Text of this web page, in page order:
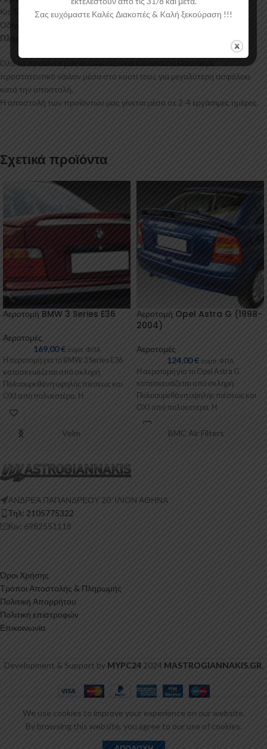
Κιτ Τοποθέτησης
Οδηγίες Τοποθέτησης
Πληροφορίες Αποστολής:
Όλα τα προϊόντα μας συσκευάζονται και αποστέλλονται με
προστατευτικό νάιλον μέσα στο κουτί τους για μεγαλύτερη ασφάλεια
κατά την αποστολή.
Η αποστολή των προϊόντων μας γίνεται μέσα σε 2-4 εργάσιμες ημέρες.
Σχετικά προϊόντα
Αεροτομή BMW 3 Series E36
Αεροτομές
169,00€ συμπ. ΦΠΑ
Η αεροτομή για το BMW 3 Series E36
κατασκευάζεται από σκληρή
Πολυουρεθάνη υψηλής πιέσεως και
ΟΧΙ από πολυεστέρα. Η
Πολυουρεθάνη
Αεροτομή Opel Astra G (1998-
2004)
Αεροτομές
124,00€ συμπ. ΦΠΑ
Η αεροτομή για το Opel Astra G
κατασκευάζεται από σκληρή
Πολυουρεθάνη υψηλής πιέσεως και
ΟΧΙ από πολυεστέρα. Η
Πολυουρεθάνη είναι
Velm BMC Air Filters
ΑΝΔΡΕΑ ΠΑΠΑΝΔΡΕΟΥ 20 ‘ΙΛΙΟΝ ΑΘΗΝΑ
Τηλ: 2105775322
Κιν: 6982551118
Όροι Χρήσης
Τρόποι Αποστολής & Πληρωμής
Πολιτική Απορρήτου
Πολιτική επιστροφών
Επικοινωνία
Development & Support by MYPC242024 MASTROGIANNAKIS.GR.
We use cookies to improve your experience on our website.
By browsing this website, you agree to our use of cookies.
Οροφής
Toyota 109,00€ ΠΡΟΣΘΉΚΗ ΣΤΟ
Σας ευχόμαστε Καλές Διακοπές & Kαλή ξεκούραση !!!